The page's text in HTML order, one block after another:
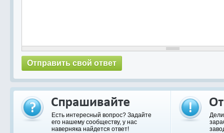
Есть интересный вопрос? Задайте
его нашему сообществу, у нас
наверняка найдется ответ!